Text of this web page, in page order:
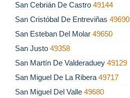
San Cebrián De Castro 49144
San Cristóbal De Entreviñas 49690
San Esteban Del Molar 49650
San Justo 49358
San Martín De Valderaduey 49129
San Miguel De La Ribera 49717
San Miguel Del Valle 49680